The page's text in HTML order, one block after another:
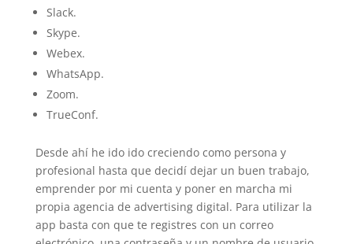
Slack.
Skype.
Webex.
WhatsApp.
Zoom.
TrueConf.
Desde ahí he ido ido creciendo como persona y
profesional hasta que decidí dejar un buen trabajo,
emprender por mi cuenta y poner en marcha mi
propia agencia de advertising digital. Para utilizar la
app basta con que te registres con un correo